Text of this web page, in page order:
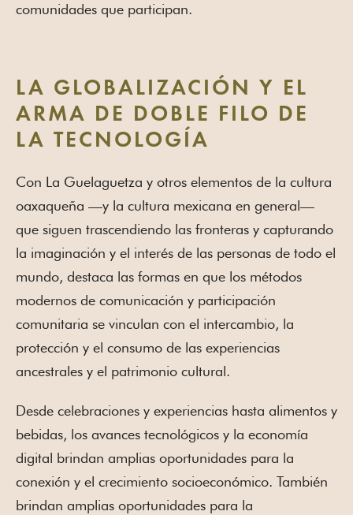
comunidades que participan.
LA GLOBALIZACIÓN Y EL
ARMA DE DOBLE FILO DE
LA TECNOLOGÍA
Con La Guelaguetza y otros elementos de la cultura
oaxaqueña —y la cultura mexicana en general—
que siguen trascendiendo las fronteras y capturando
la imaginación y el interés de las personas de todo el
mundo, destaca las formas en que los métodos
modernos de comunicación y participación
comunitaria se vinculan con el intercambio, la
protección y el consumo de las experiencias
ancestrales y el patrimonio cultural.
Desde celebraciones y experiencias hasta alimentos y
bebidas, los avances tecnológicos y la economía
digital brindan amplias oportunidades para la
conexión y el crecimiento socioeconómico. También
brindan amplias oportunidades para la